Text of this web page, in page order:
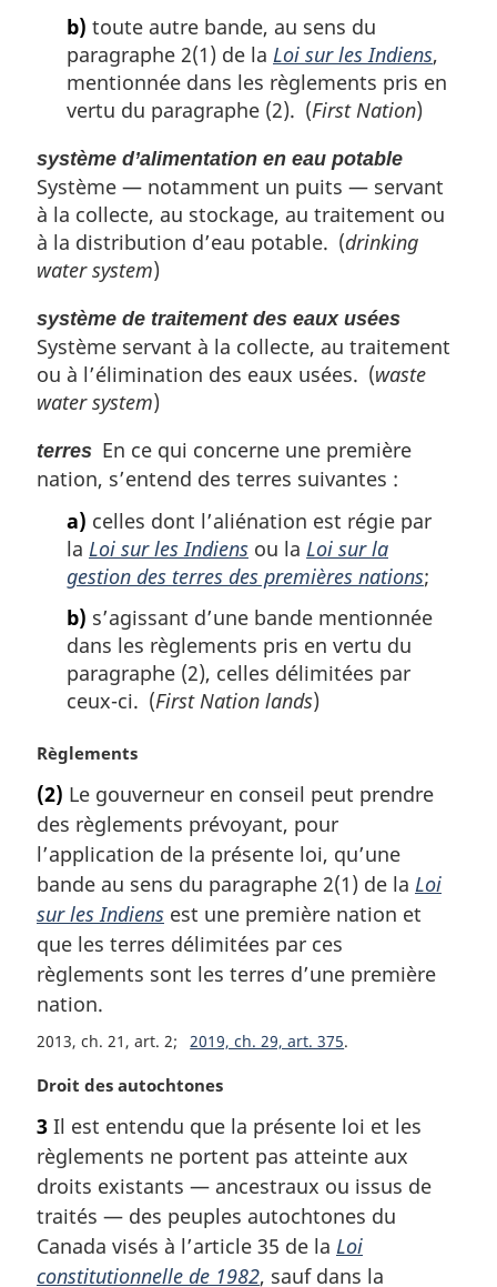
b) toute autre bande, au sens du
paragraphe 2(1) de la Loi sur les Indiens,
mentionnée dans les règlements pris en
vertu du paragraphe (2). (First Nation)
système d’alimentation en eau potable
Système — notamment un puits — servant
à la collecte, au stockage, au traitement ou
à la distribution d’eau potable. (drinking
water system)
système de traitement des eaux usées
Système servant à la collecte, au traitement
ou à l’élimination des eaux usées. (waste
water system)
terres En ce qui concerne une première
nation, s’entend des terres suivantes :
a) celles dont l’aliénation est régie par
la Loi sur les Indiens ou la Loi sur la
gestion des terres des premières nations;
b) s’agissant d’une bande mentionnée
dans les règlements pris en vertu du
paragraphe (2), celles délimitées par
ceux-ci. (First Nation lands)
N
t
e
m
a
g
i
n
a
e
Règlements
(2) Le gouverneur en conseil peut prendre
des règlements prévoyant, pour
l’application de la présente loi, qu’une
bande au sens du paragraphe 2(1) de la Loi
sur les Indiens est une première nation et
que les terres délimitées par ces
règlements sont les terres d’une première
nation.
2013, ch. 21, art. 2 2019, ch. 29, art. 375
N
t
e
m
a
g
i
Droit des autochtones
3 Il est entendu que la présente loi et les
règlements ne portent pas atteinte aux
droits existants — ancestraux ou issus de
traités — des peuples autochtones du
Canada visés à l’article 35 de la Loi
constitutionnelle de 1982, sauf dans la